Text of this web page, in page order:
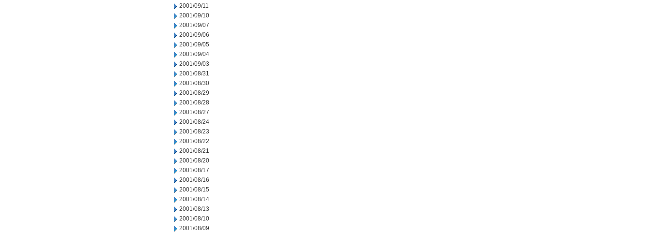
2001/09/11
2001/09/10
2001/09/07
2001/09/06
2001/09/05
2001/09/04
2001/09/03
2001/08/31
2001/08/30
2001/08/29
2001/08/28
2001/08/27
2001/08/24
2001/08/23
2001/08/22
2001/08/21
2001/08/20
2001/08/17
2001/08/16
2001/08/15
2001/08/14
2001/08/13
2001/08/10
2001/08/09